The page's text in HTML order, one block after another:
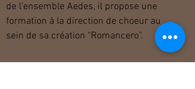
de l'ensemble Aedes, il propose une
formation à la direction de choeur au
sein de sa création "Romancero".